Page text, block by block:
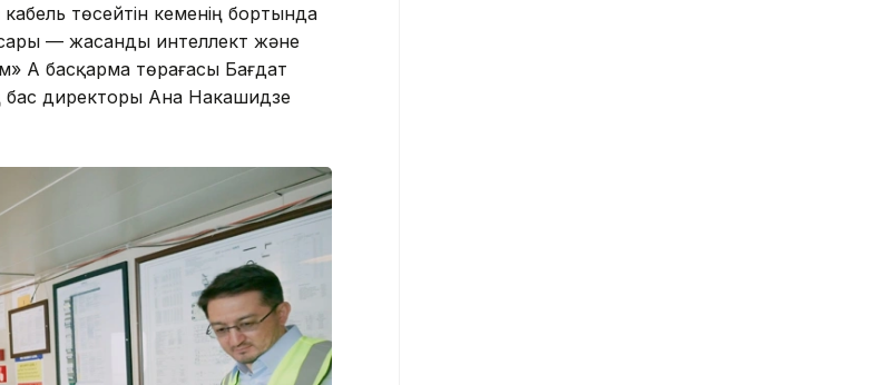
төсейтін кеменің бортында
— жасанды интеллект және
АҚ басқарма төрағасы Бағдат
директоры Ана Накашидзе